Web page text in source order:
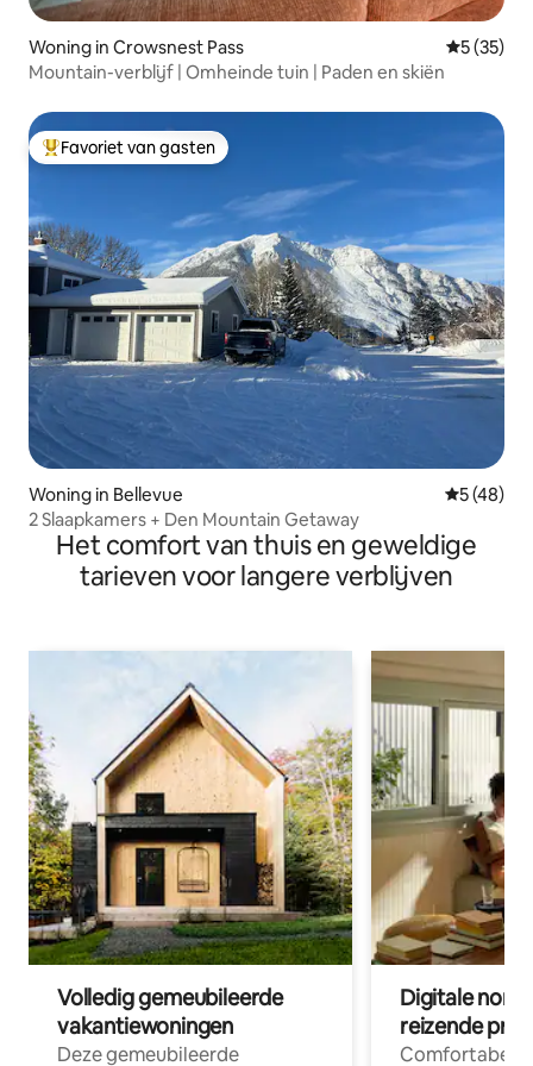
Woning in Crowsnest Pass
5 (35)
Mountain-verblijf | Omheinde tuin | Paden en skiën
Topfavoriet van gasten
Favoriet van gasten
Woning in Bellevue
5 (48)
2 Slaapkamers + Den Mountain Getaway
Het comfort van thuis en geweldige
tarieven voor langere verblijven
Volledig gemeubileerde
vakantiewoningen
Deze gemeubileerde
Digitale
reizende
Comfortabele